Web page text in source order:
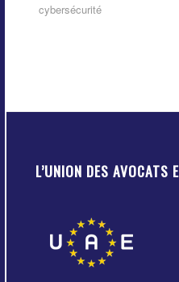
cybersécurité
L’UNION DES AVOCATS